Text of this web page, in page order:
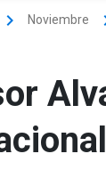
Noviembre